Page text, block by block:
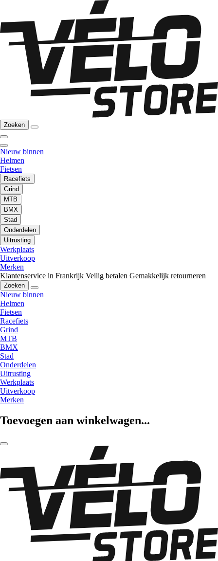
Zoeken
Nieuw binnen
Helmen
Fietsen
Racefiets
Grind
MTB
BMX
Stad
Onderdelen
Uitrusting
Werkplaats
Uitverkoop
Merken
Klantenservice in Frankrijk Veilig betalen Gemakkelijk retourneren
Zoeken
Nieuw binnen
Helmen
Fietsen
Racefiets
Grind
MTB
BMX
Stad
Onderdelen
Uitrusting
Werkplaats
Uitverkoop
Merken
Toevoegen aan winkelwagen...